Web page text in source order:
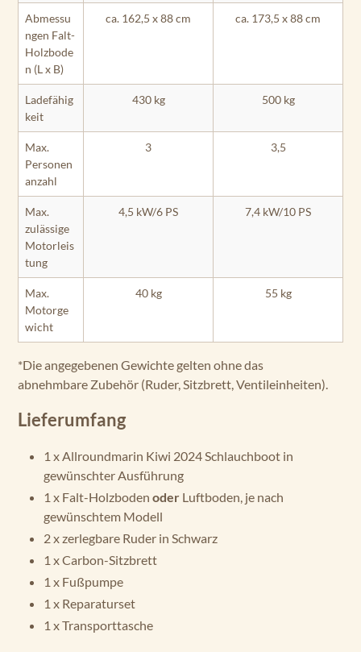
Abmessu
ngen Falt-
Holzbode
n (L x B)
ca. 162,5 x 88 cm ca. 173,5 x 88 cm
Ladefähig
keit
430 kg 500 kg
Max.
Personen
anzahl
3 3,5
Max.
zulässige
Motorleis
tung
4,5 kW/6 PS 7,4 kW/10 PS
Max.
Motorge
wicht
40 kg 55 kg
*Die angegebenen Gewichte gelten ohne das
abnehmbare Zubehör (Ruder, Sitzbrett, Ventileinheiten).
Lieferumfang
1 x Allroundmarin Kiwi 2024 Schlauchboot in
gewünschter Ausführung
1 x Falt-Holzboden oder Luftboden, je nach
gewünschtem Modell
2 x zerlegbare Ruder in Schwarz
1 x Carbon-Sitzbrett
1 x Fußpumpe
1 x Reparaturset
1 x Transporttasche